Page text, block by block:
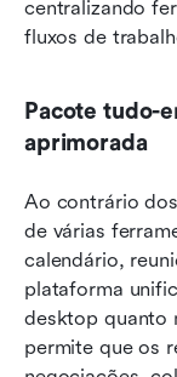
centralizando
fluxos de
Pacote tudo-
aprimorada
Ao contrário
de várias
calendário,
plataforma
desktop quanto
permite que os